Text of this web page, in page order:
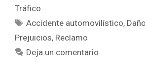
Tráfico
Etiquetas
Accidente automovilístico,
Prejuicios, Reclamo
Deja un comentario